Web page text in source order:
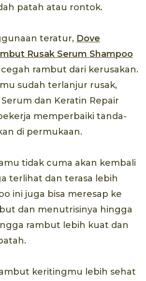
patah atau rontok.
teratur, Dove
Rusak Serum Shampoo
rambut dari kerusakan.
sudah terlanjur rusak,
dan Keratin Repair
memperbaiki tanda-
di permukaan.
tidak cuma akan kembali
terlihat dan terasa lebih
ini juga bisa meresap ke
dan menutrisinya hingga
rambut lebih kuat dan
keritingmu lebih sehat